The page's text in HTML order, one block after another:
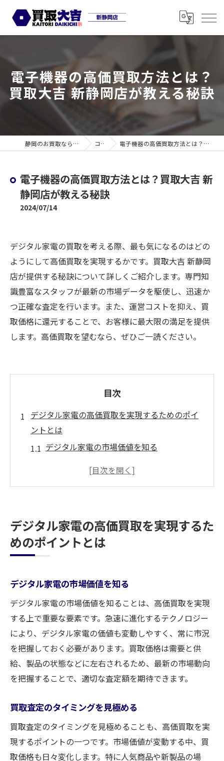
電子機器の高価買取方法とは？
買取大吉 新静岡店が教える秘訣
静岡のお買取なら買取大吉 新静岡店 コラム 電子機器の高価買取方法とは？買取大吉 新静岡店が教える秘訣
電子機器の高価買取方法とは？買取大吉 新
静岡店が教える秘訣
2024/07/14
デジタル家電の買取を考える際、最も気になるのはどの
ようにして高価買取を実現するかです。買取大吉 新静岡
店が提供する秘訣について詳しくご紹介します。専門知
識豊富なスタッフが最新の市場データを駆使し、迅速か
つ正確な査定を行います。また、運営コストを抑え、買
取価格に還元することで、お客様に最大限の満足を提供
します。高価買取を望むなら、ぜひご一読ください。
目次
デジタル家電の高価買取を実現するためのポイ
ントとは
デジタル家電の市場価値を知る
買取査定のタイミングを見極める
査定に役立つ情報の提供
デジタル家電の買取価格を最大化する秘訣
買取前のクリーニング方法
付属品の有無が買取価格に与える影響
出張買取サービスの活用例
複数の買取店を比較するメリット
市場のトレンドを把握する方法
高価買取を目指すなら知っておきたいデジタル
家電の買取方法
オンライン査定の利点と欠点
買取イベントを活用する
デジタル家電の売り時を見極める
デジタル家電の高価買取を実現するた
めのポイントとは
デジタル家電の市場価値を知る
デジタル家電の市場価値を知ることは、高価買取を実現
する上で重要な要素です。急速に進化するテクノロジー
により、デジタル家電の価値も変動しやすく、常に市況
を把握しておく必要があります。買取価格は需要と供
給、製品の状態などに左右されるため、最新の市場動向
を把握することで、適切な査定額を期待できます。
買取査定のタイミングを見極める
買取査定のタイミングを見極めることも、高価買取を実
現するポイントの一つです。市場価値が変動する中、買
取価格も日々変化します。特に人気商品や新製品の場